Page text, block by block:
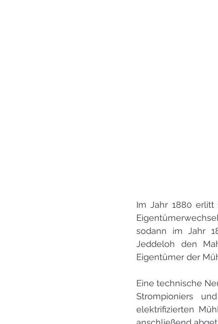
Im Jahr 1880 erlitt
sodann im Jahr
Jeddeloh den
Eigentümer der
Eine technische
Strompioniers
elektrifizierten